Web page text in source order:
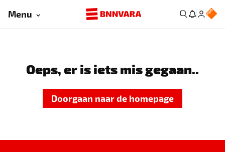
Menu
Oeps, er is iets mis gegaan..
Doorgaan naar de homepage